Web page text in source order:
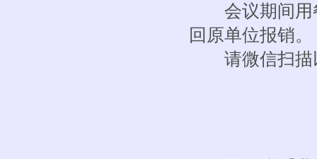
会议期间用餐
回原单位报销。
请微信扫描